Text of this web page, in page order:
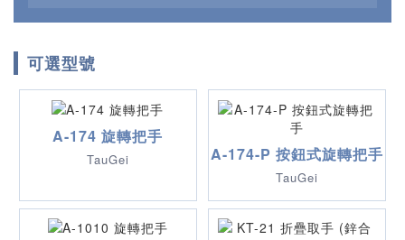
可選型號
A-174 旋轉把手
TauGei A-174-P 按鈕式旋轉把手
TauGei